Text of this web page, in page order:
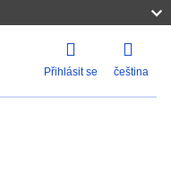
Přihlásit se čeština